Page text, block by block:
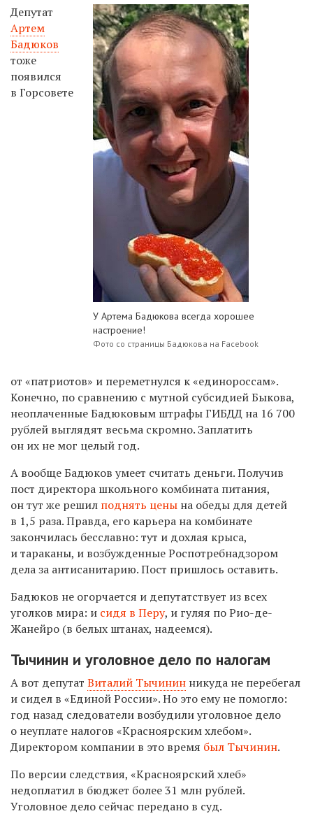
У Артема Бадюкова всегда хорошее
настроение!
Фото со страницы Бадюкова на Facebook
Депутат
Артем
Бадюков
тоже
появился
в Горсовете
от «патриотов» и переметнулся к «единороссам».
Конечно, по сравнению с мутной субсидией Быкова,
неоплаченные Бадюковым штрафы ГИБДД на 16 700
рублей выглядят весьма скромно. Заплатить
он их не мог целый год.
А вообще Бадюков умеет считать деньги. Получив
пост директора школьного комбината питания,
он тут же решил поднять цены на обеды для детей
в 1,5 раза. Правда, его карьера на комбинате
закончилась бесславно: тут и дохлая крыса,
и тараканы, и возбужденные Роспотребнадзором
дела за антисанитарию. Пост пришлось оставить.
Бадюков не огорчается и депутатствует из всех
уголков мира: и сидя в Перу, и гуляя по Рио-де-
Жанейро (в белых штанах, надеемся).
Тычинин и уголовное дело по налогам
А вот депутат Виталий Тычинин никуда не перебегал
и сидел в «Единой России». Но это ему не помогло:
год назад следователи возбудили уголовное дело
о неуплате налогов «Красноярским хлебом».
Директором компании в это время был Тычинин.
По версии следствия, «Красноярский хлеб»
недоплатил в бюджет более 31 млн рублей.
Уголовное дело сейчас передано в суд.